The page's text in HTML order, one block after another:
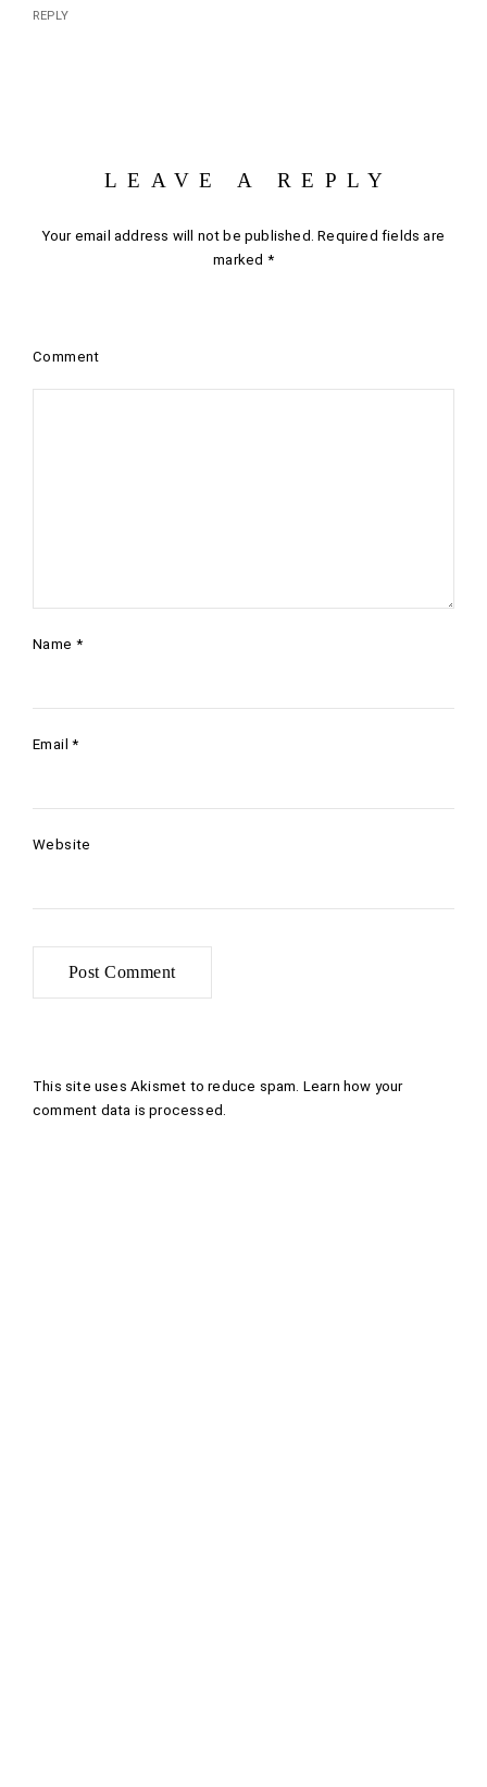
REPLY
LEAVE A REPLY
Your email address will not be published. Required fields are
marked *
Comment
Name *
Email*
Website
This site uses Akismet to reduce spam. Learn how your
comment data is processed .